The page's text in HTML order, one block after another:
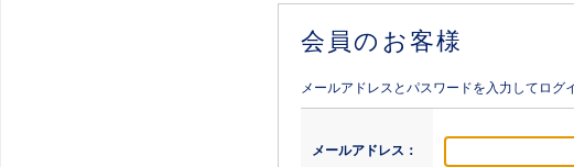
会員のお客様
メールアドレスとパスワードを入力してログ
メールアドレス：